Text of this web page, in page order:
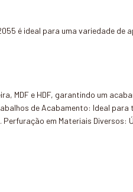
é ideal para uma variedade de
MDF e HDF, garantindo um
de Acabamento: Ideal
em Materiais Diversos: